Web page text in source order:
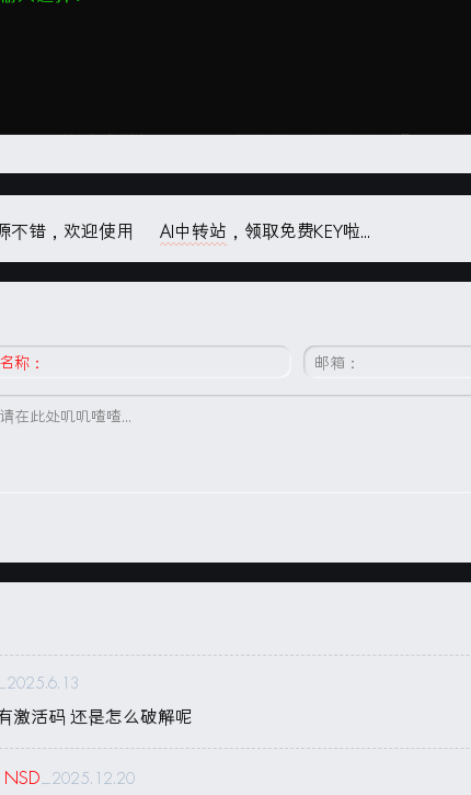
不错，欢迎使用 AI中转站 ，领取免费KEY啦...
激活码 还是怎么破解呢
NSD_2025.12.20